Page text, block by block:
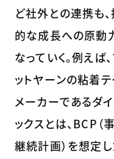
ど社外との連携も
的な成長への原動
なっていく。例えば
ットヤーンの粘着
メーカーであるダ
ックスとは、BCP（
継続計画）を想定